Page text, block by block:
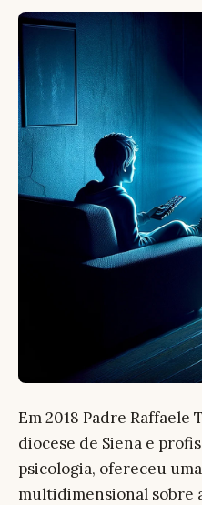
Em 2018 Padre Raffaele
diocese de Siena e
psicologia, ofereceu
multidimensional sobre